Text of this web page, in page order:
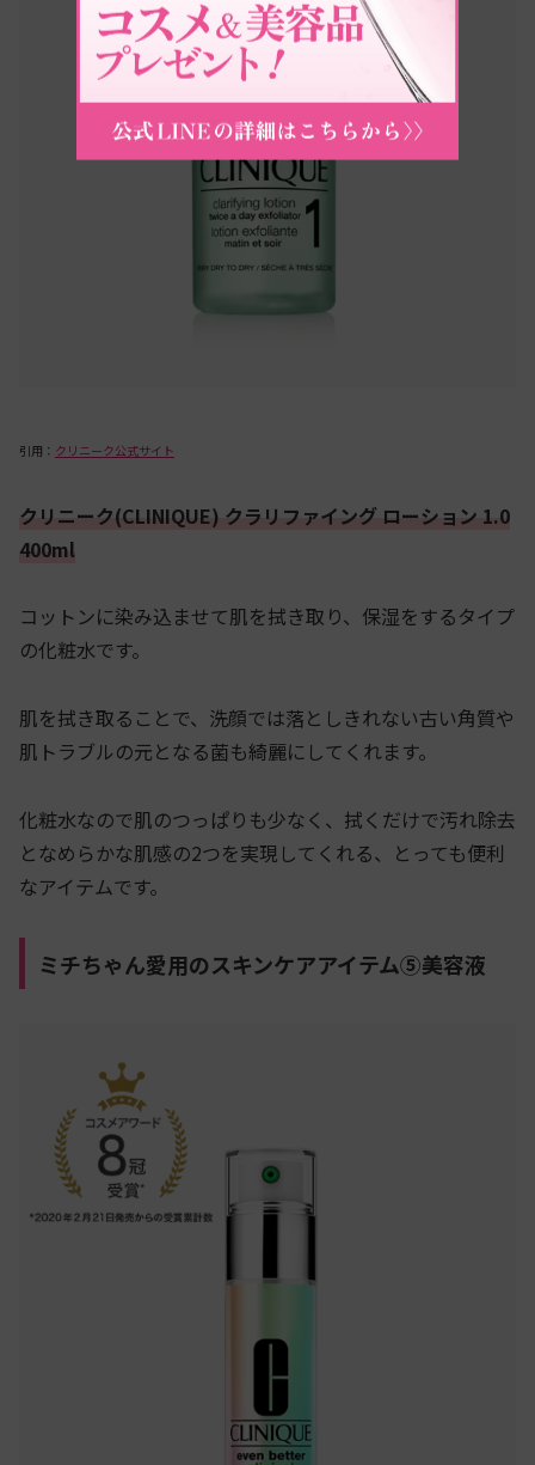
引用： クリニーク公式サイト
クリニーク(CLINIQUE) クラリファイング ローション 1.0
400ml
コットンに染み込ませて肌を拭き取り、保湿をするタイプ
の化粧水です。
肌を拭き取ることで、洗顔では落としきれない古い角質や
肌トラブルの元となる菌も綺麗にしてくれます。
化粧水なので肌のつっぱりも少なく、拭くだけで汚れ除去
となめらかな肌感の2つを実現してくれる、とっても便利
なアイテムです。
ミチちゃん愛用のスキンケアアイテム⑤美容液